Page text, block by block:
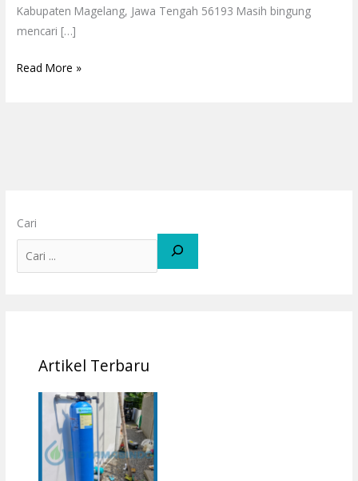
Kabupaten Magelang, Jawa Tengah 56193 Masih bingung
mencari […]
Read More »
Cari
Artikel Terbaru